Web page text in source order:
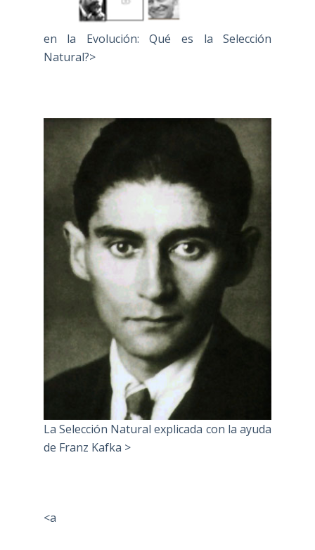
en la Evolución: Qué es la Selección
Natural?>
La Selección Natural explicada con la ayuda
de Franz Kafka >
<a